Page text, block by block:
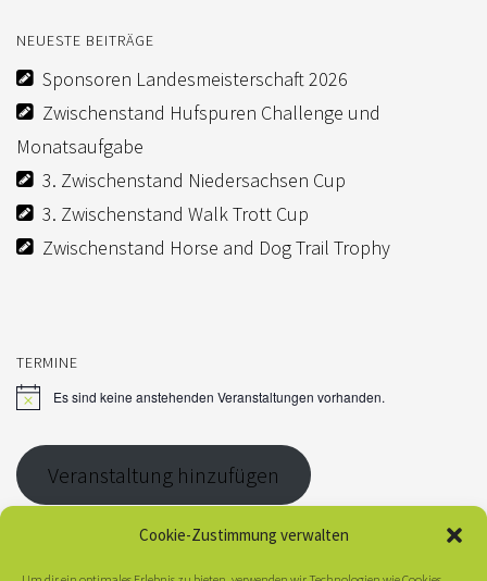
Cookie-Zustimmung verwalten
NEUESTE BEITRÄGE
Sponsoren Landesmeisterschaft 2026
Zwischenstand Hufspuren Challenge und
Monatsaufgabe
3. Zwischenstand Niedersachsen Cup
3. Zwischenstand Walk Trott Cup
Zwischenstand Horse and Dog Trail Trophy
TERMINE
H
w
e
i
s
Es sind keine anstehenden Veranstaltungen vorhanden.
Veranstaltung hinzufügen